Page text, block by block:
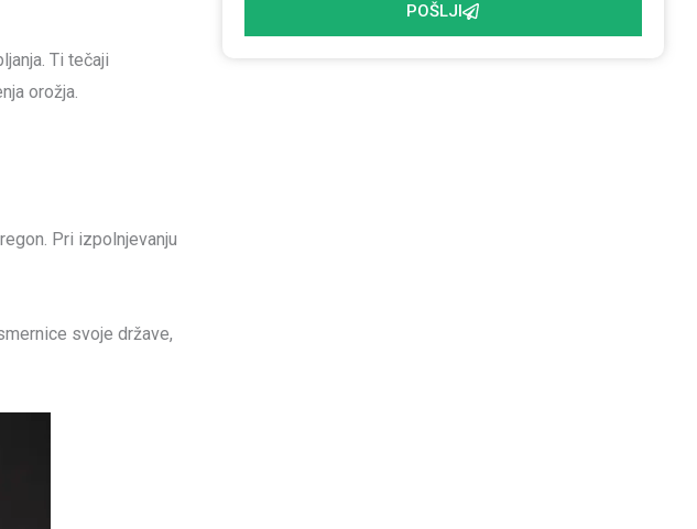
Ti tečaji
orožja.
Pri izpolnjevanju
svoje države,
POŠLJI